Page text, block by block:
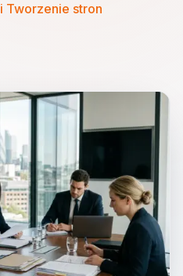
Tworzenie stron